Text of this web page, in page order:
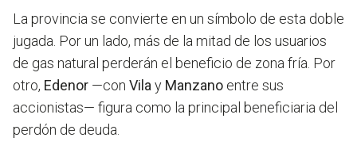
La provincia se convierte en un símbolo de esta doble
jugada. Por un lado, más de la mitad de los usuarios
de gas natural perderán el beneficio de zona fría. Por
otro, Edenor —con Vila y Manzano entre sus
accionistas— figura como la principal beneficiaria del
perdón de deuda.